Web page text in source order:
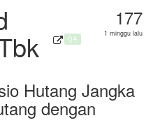
Q4
177
1 minggu lalu
Hutang Jangka
dengan